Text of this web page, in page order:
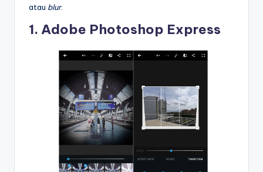
atau blur.
1. Adobe Photoshop Express